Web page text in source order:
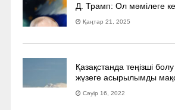
Д. Трамп: Ол мәмілеге
Қаңтар 21, 2025
Қазақстанда теңізші
жүзеге асырылымды
Сәуір 16, 2022